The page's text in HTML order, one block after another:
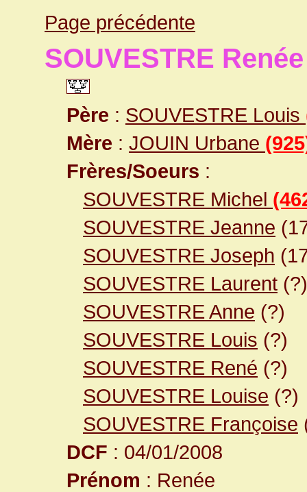
Page précédente
SOUVESTRE Renée
Père : SOUVESTRE Louis
Mère : JOUIN Urbane
Frères/Soeurs :
SOUVESTRE Michel
SOUVESTRE Jeanne
SOUVESTRE Joseph
SOUVESTRE Laurent (?)
SOUVESTRE Anne (?)
SOUVESTRE Louis (?)
SOUVESTRE René (?)
SOUVESTRE Louise (?)
SOUVESTRE Françoise
DCF : 04/01/2008
Prénom : Renée